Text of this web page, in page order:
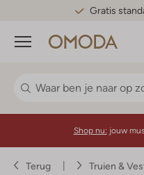
Gratis
Menu
Shop nu: jouw
Terug Truien &